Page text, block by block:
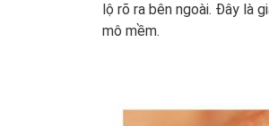
lộ rõ ra bên ngoài. Đây là
mô mềm.